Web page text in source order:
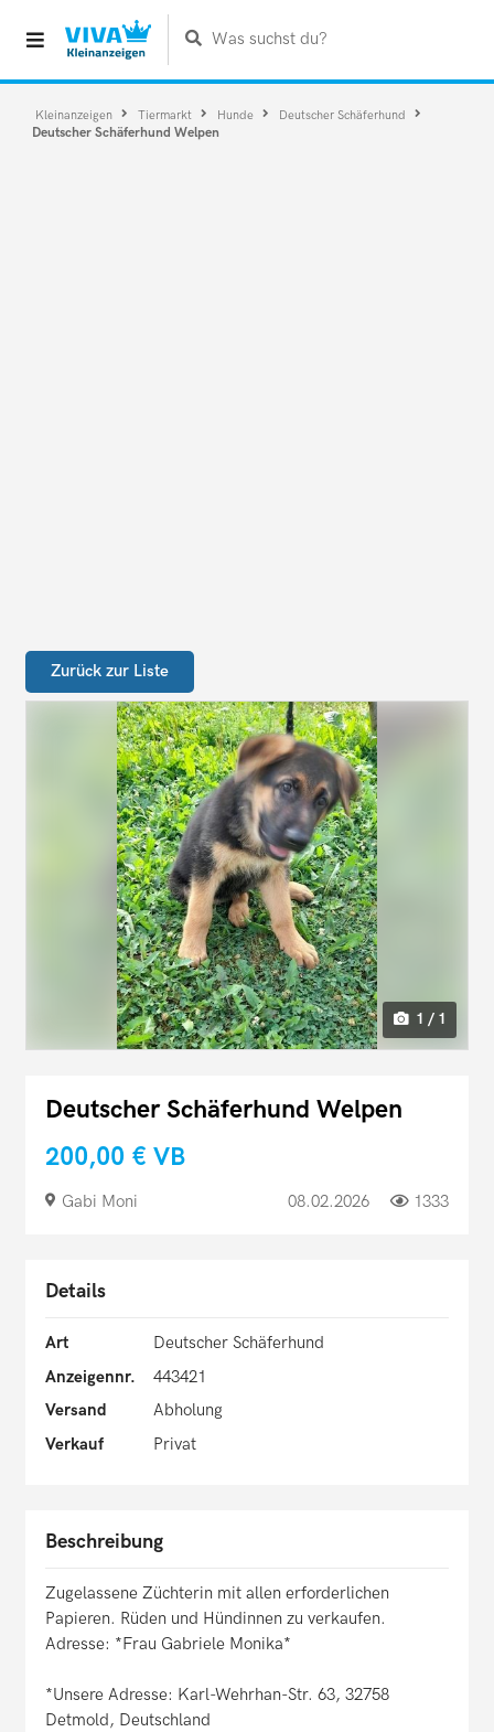
Was suchst du?
Kleinanzeigen Tiermarkt Hunde Deutscher Schäferhund
Deutscher Schäferhund Welpen
Zurück zur Liste
1 / 1
Deutscher Schäferhund Welpen
200,00 € VB
Gabi Moni 08.02.2026 1333
Details
Art
Deutscher Schäferhund
Anzeigennr.
443421
Versand
Abholung
Verkauf
Privat
Beschreibung
Zugelassene Züchterin mit allen erforderlichen
Papieren. Rüden und Hündinnen zu verkaufen.
Adresse: *Frau Gabriele Monika*
*Unsere Adresse: Karl-Wehrhan-Str. 63, 32758
Detmold, Deutschland